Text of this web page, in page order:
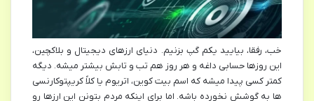
خب، رفقا، بیایید یکم گپ بزنیم. دنیای ارزهای دیجیتال و بلاکچین،
این روزها حسابی داغه و هر روز هم تب و تابش بیشتر میشه. دیگه
کمتر کسی پیدا میشه که اسم بیت کوین، اتریوم یا کلاً کریپتوکارنسی
ها به گوشش نخورده باشه. اما برای اینکه مردم بتونن این ارزها رو